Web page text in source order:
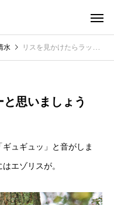
水 リスを見かけたらラッキーと思いましょう
思いましょう
ュギュッ」と音がしま
エゾリスが。